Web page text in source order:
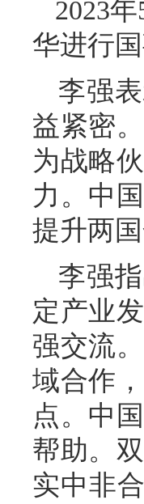
2023
华进行
李强
益紧密
为战略
力。中
提升两
李强
定产业
强交流
域合作
点。中
帮助。
实中非